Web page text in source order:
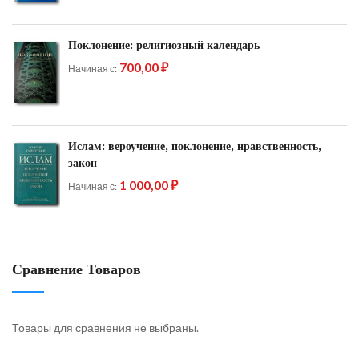
Поклонение: религиозный календарь
Начиная с 700,00 ₽
Ислам: вероучение, поклонение, нравственность,
закон
Начиная с 1 000,00 ₽
Сравнение Товаров
Товары для сравнения не выбраны.